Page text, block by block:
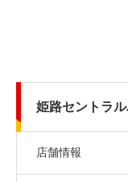
姫路セントラ
店舗情報